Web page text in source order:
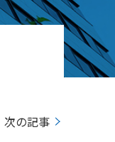
次の記事